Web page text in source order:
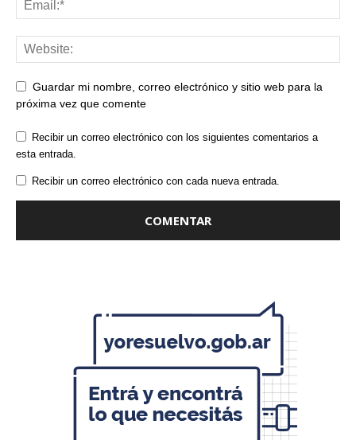
Guardar mi nombre, correo electrónico y sitio web para la
próxima vez que comente
Recibir un correo electrónico con los siguientes comentarios a
esta entrada.
Recibir un correo electrónico con cada nueva entrada.